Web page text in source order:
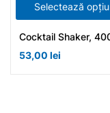
Selectează
Cocktail Shaker,
53,00 lei